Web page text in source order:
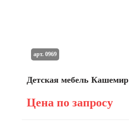
Детская мебель Кашемир
Цена по запросу
арт. 0969